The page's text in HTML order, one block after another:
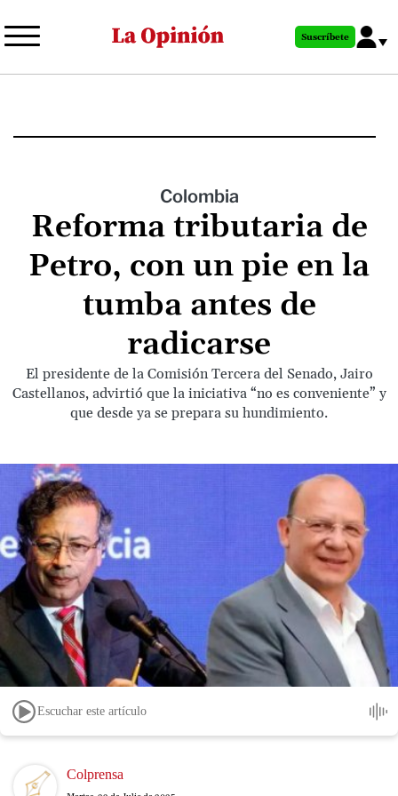
al
principal
Suscríbete
Colombia
Reforma tributaria de
Petro, con un pie en la
tumba antes de
radicarse
El presidente de la Comisión Tercera del Senado, Jairo
Castellanos, advirtió que la iniciativa “no es conveniente” y
que desde ya se prepara su hundimiento.
Escuchar este artículo
Image Colprensa